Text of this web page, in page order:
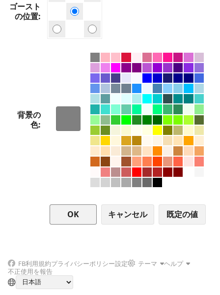
ゴースト
の位置
背景の
色
キャンセル
FB利用規約プライバシーポリシー設定 テーマ
ヘルプ
不正使用を報告